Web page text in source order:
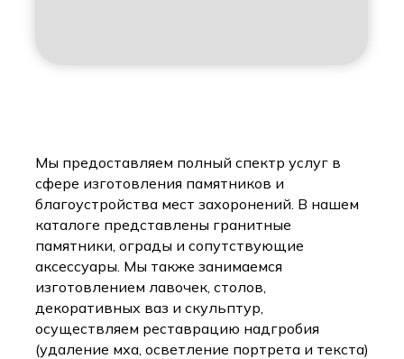
Мы предоставляем полный спектр услуг в
сфере изготовления памятников и
благоустройства мест захоронений. В нашем
каталоге представлены гранитные
памятники, ограды и сопутствующие
аксессуары. Мы также занимаемся
изготовлением лавочек, столов,
декоративных ваз и скульптур,
осуществляем реставрацию надгробия
(удаление мха, осветление портрета и текста)